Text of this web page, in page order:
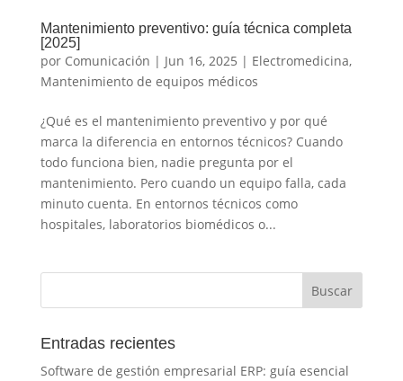
Mantenimiento preventivo: guía técnica completa
[2025]
por Comunicación | Jun 16, 2025 | Electromedicina,
Mantenimiento de equipos médicos
¿Qué es el mantenimiento preventivo y por qué
marca la diferencia en entornos técnicos? Cuando
todo funciona bien, nadie pregunta por el
mantenimiento. Pero cuando un equipo falla, cada
minuto cuenta. En entornos técnicos como
hospitales, laboratorios biomédicos o...
Entradas recientes
Software de gestión empresarial ERP: guía esencial